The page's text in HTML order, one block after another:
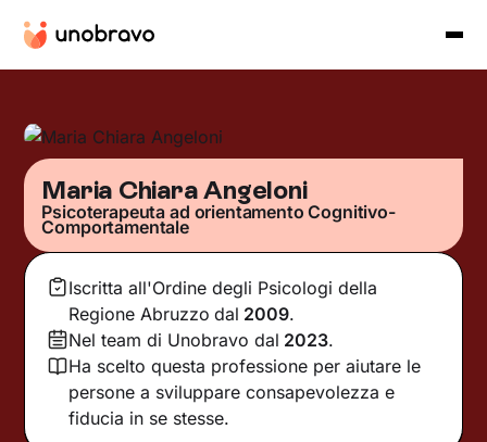
Maria Chiara Angeloni
Psicoterapeuta ad orientamento Cognitivo-
Comportamentale
Iscritta all'Ordine degli Psicologi della
Regione Abruzzo dal 2009.
Nel team di Unobravo dal 2023.
Ha scelto questa professione per aiutare le
persone a sviluppare consapevolezza e
fiducia in se stesse.